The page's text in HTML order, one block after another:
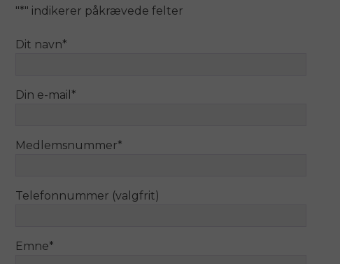
"*" indikerer påkrævede felter
Dit navn*
Din e-mail *
Medlemsnummer*
Telefonnummer (valgfrit)
Emne*